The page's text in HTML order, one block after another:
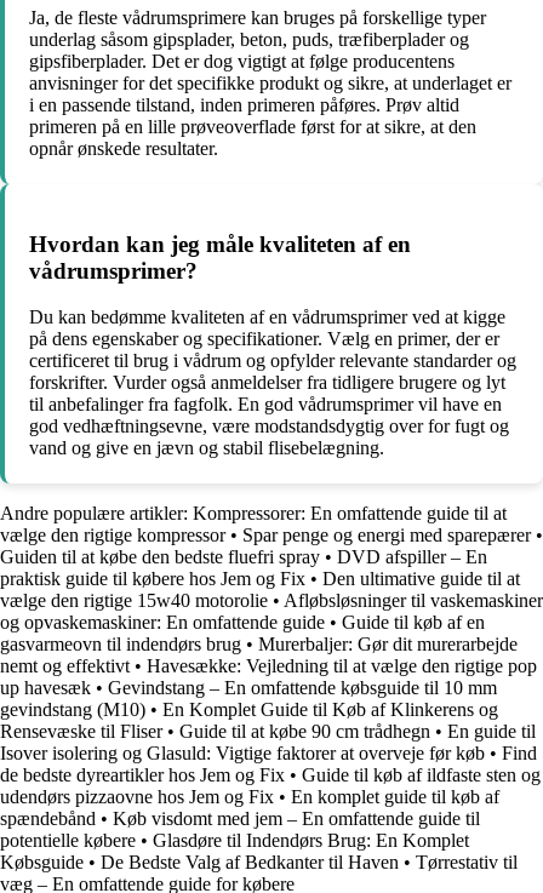
Ja, de fleste vådrumsprimere kan bruges på forskellige typer
underlag såsom gipsplader, beton, puds, træfiberplader og
gipsfiberplader. Det er dog vigtigt at følge producentens
anvisninger for det specifikke produkt og sikre, at underlaget er
i en passende tilstand, inden primeren påføres. Prøv altid
primeren på en lille prøveoverflade først for at sikre, at den
opnår ønskede resultater.
Hvordan kan jeg måle kvaliteten af en
vådrumsprimer?
Du kan bedømme kvaliteten af en vådrumsprimer ved at kigge
på dens egenskaber og specifikationer. Vælg en primer, der er
certificeret til brug i vådrum og opfylder relevante standarder og
forskrifter. Vurder også anmeldelser fra tidligere brugere og lyt
til anbefalinger fra fagfolk. En god vådrumsprimer vil have en
god vedhæftningsevne, være modstandsdygtig over for fugt og
vand og give en jævn og stabil flisebelægning.
Andre populære artikler: Kompressorer: En omfattende guide til at
vælge den rigtige kompressor• Spar penge og energi med sparepærer•
Guiden til at købe den bedste fluefri spray • DVD afspiller – En
praktisk guide til købere hos Jem og Fix • Den ultimative guide til at
vælge den rigtige 15w40 motorolie • Afløbsløsninger til vaskemaskiner
og opvaskemaskiner: En omfattende guide • Guide til køb af en
gasvarmeovn til indendørs brug • Murerbaljer: Gør dit murerarbejde
nemt og effektivt • Havesække: Vejledning til at vælge den rigtige pop
up havesæk • Gevindstang – En omfattende købsguide til 10 mm
gevindstang (M10) • En Komplet Guide til Køb af Klinkerens og
Rensevæske til Fliser• Guide til at købe 90 cm trådhegn • En guide til
Isover isolering og Glasuld: Vigtige faktorer at overveje før køb • Find
de bedste dyreartikler hos Jem og Fix • Guide til køb af ildfaste sten og
udendørs pizzaovne hos Jem og Fix • En komplet guide til køb af
spændebånd • Køb visdomt med jem – En omfattende guide til
potentielle købere • Glasdøre til Indendørs Brug: En Komplet
Købsguide • De Bedste Valg af Bedkanter til Haven • Tørrestativ til
væg – En omfattende guide for købere